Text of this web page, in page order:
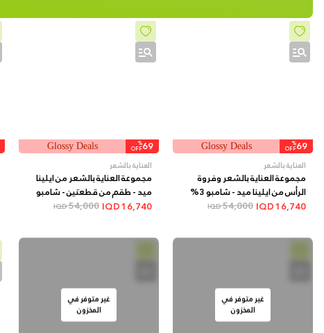
69
%
OFF
Glossy Deals
العناية بالشعر
مجموعة العناية بالشعر وفروة
الرأس من ايلينا ميد - شامبو 3%
يوريا من قطعتين + هدية بخاخ
16,740
54,000
IQD
69
%
OFF
Glossy Deals
العناية بالشعر
مجموعة العناية بالشعر من ايلينا
ميد - طقم من قطعتين - شامبو
الأرغان مع هدية بلسم الشعر
16,740
54,000
IQD
غير متوفر في
المخزون
غير متوفر في
المخزون